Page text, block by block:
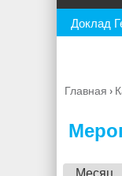
Доклад
Вы
Главная ›